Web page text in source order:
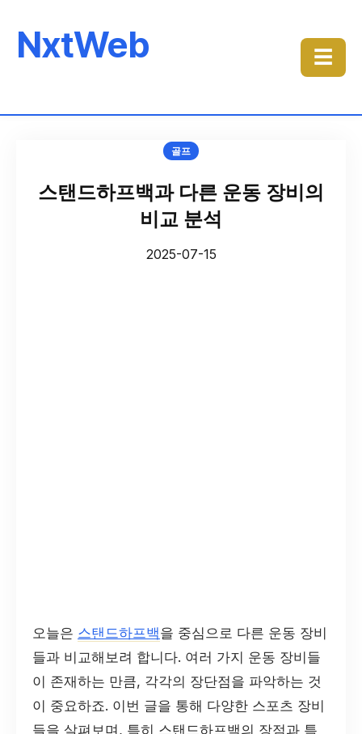
NxtWeb ☰
골프
스탠드하프백과 다른 운동 장비의
비교 분석
2025-07-15
오늘은 스탠드하프백을 중심으로 다른 운동 장비
들과 비교해보려 합니다. 여러 가지 운동 장비들
이 존재하는 만큼, 각각의 장단점을 파악하는 것
이 중요하죠. 이번 글을 통해 다양한 스포츠 장비
들을 살펴보며, 특히 스탠드하프백의 장점과 특